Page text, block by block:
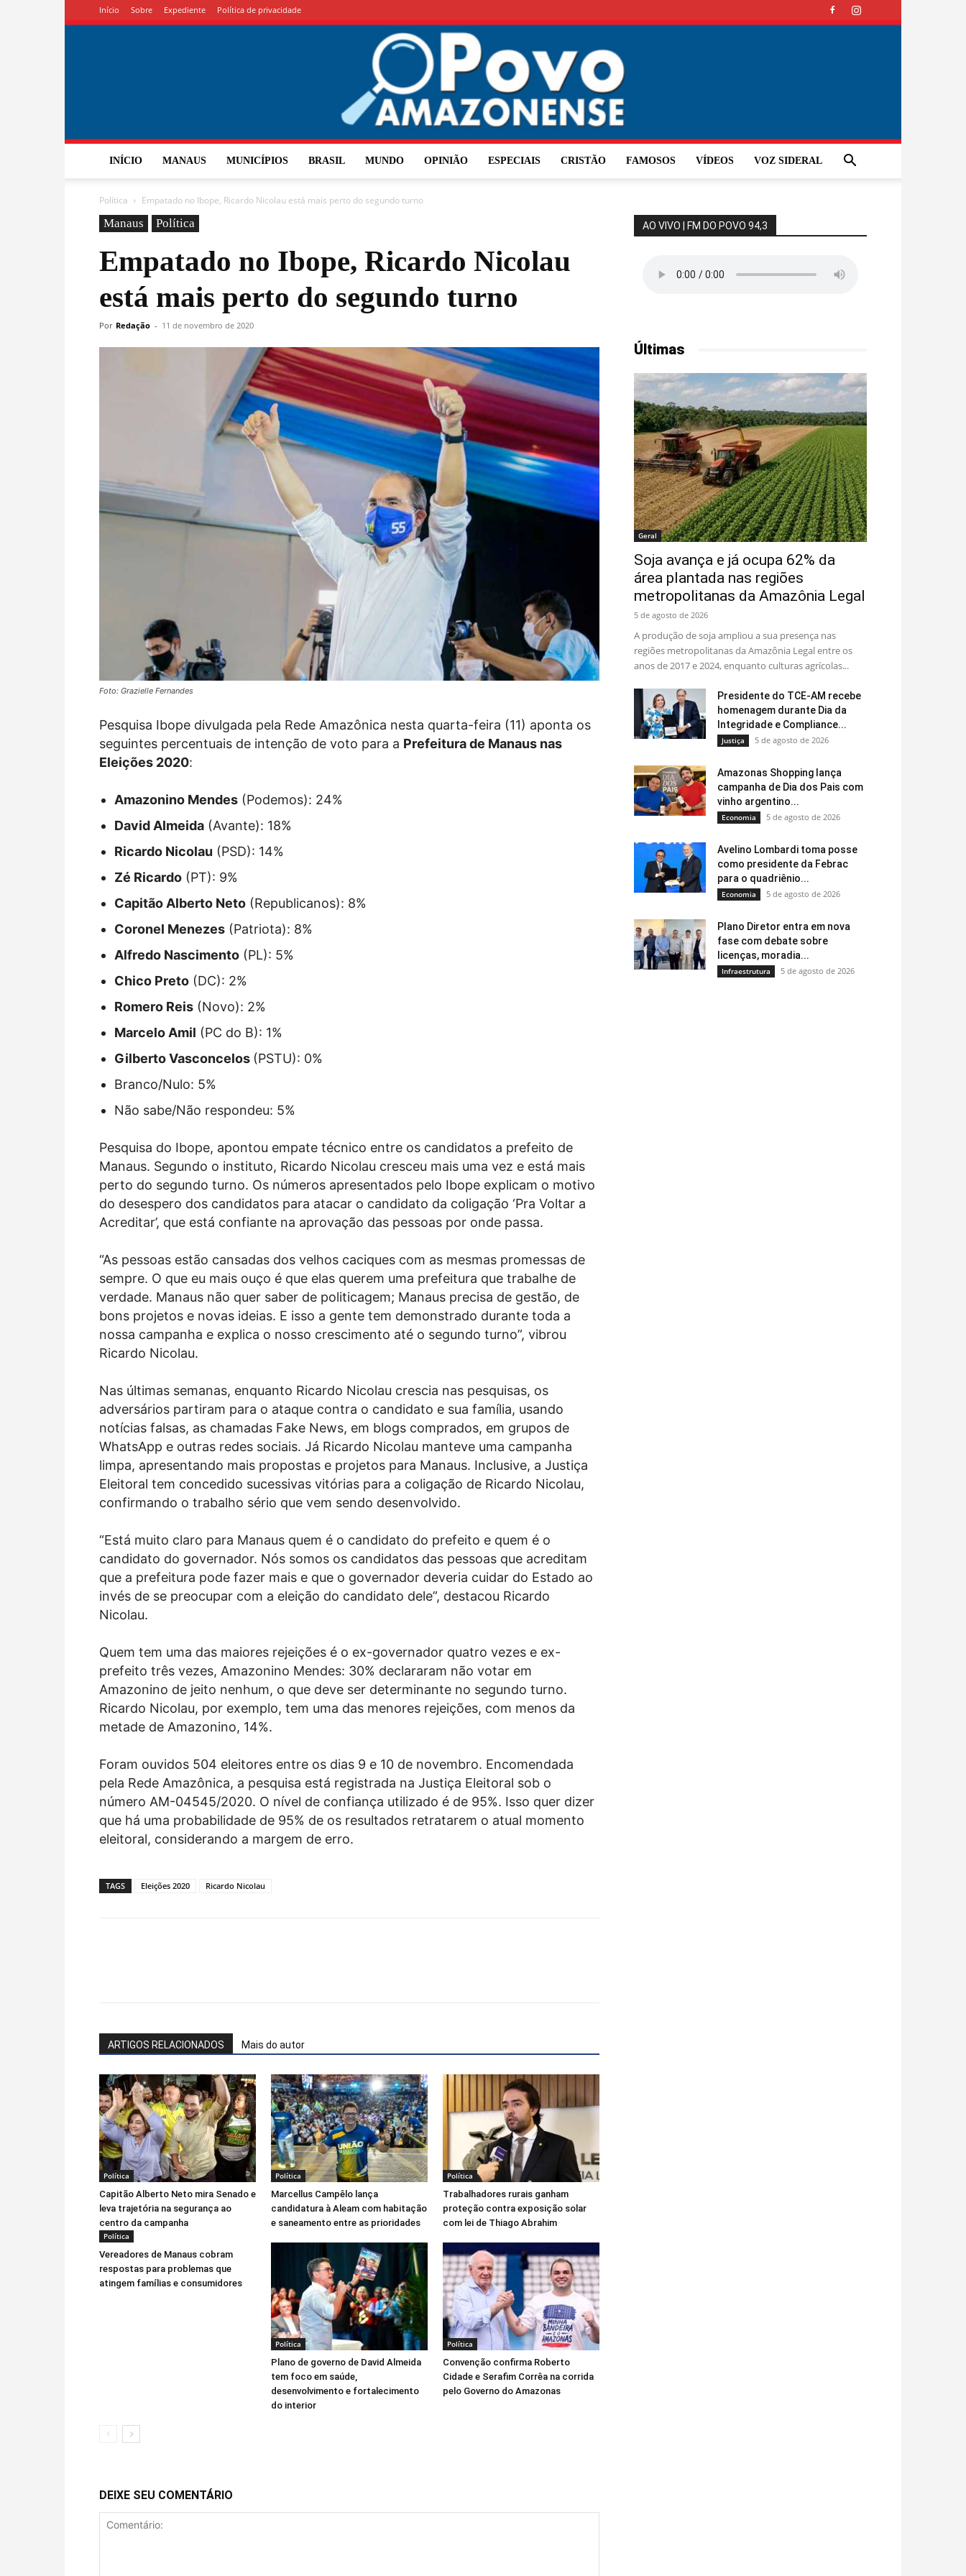
Início Sobre Expediente Política de privacidade
Amazonense
INÍCIO MANAUS MUNICÍPIOS BRASIL MUNDO OPINIÃO ESPECIAIS CRISTÃO FAMOSOS VÍDEOS VOZ SIDERAL
Política Empatado no Ibope, Ricardo Nicolau está mais perto do segundo turno
Manaus Política
Empatado no Ibope, Ricardo Nicolau
está mais perto do segundo turno
Por Redação - 11 de novembro de 2020
Foto: Grazielle Fernandes
Pesquisa Ibope divulgada pela Rede Amazônica nesta quarta-feira (11) aponta os
seguintes percentuais de intenção de voto para a Prefeitura de Manaus nas
Eleições 2020:
Amazonino Mendes (Podemos): 24%
David Almeida (Avante): 18%
Ricardo Nicolau (PSD): 14%
Zé Ricardo (PT): 9%
Capitão Alberto Neto (Republicanos): 8%
Coronel Menezes (Patriota): 8%
Alfredo Nascimento (PL): 5%
Chico Preto (DC): 2%
Romero Reis (Novo): 2%
Marcelo Amil (PC do B): 1%
Gilberto Vasconcelos (PSTU): 0%
Branco/Nulo: 5%
Não sabe/Não respondeu: 5%
Pesquisa do Ibope, apontou empate técnico entre os candidatos a prefeito de
Manaus. Segundo o instituto, Ricardo Nicolau cresceu mais uma vez e está mais
perto do segundo turno. Os números apresentados pelo Ibope explicam o motivo
do desespero dos candidatos para atacar o candidato da coligação ‘Pra Voltar a
Acreditar’, que está confiante na aprovação das pessoas por onde passa.
“As pessoas estão cansadas dos velhos caciques com as mesmas promessas de
sempre. O que eu mais ouço é que elas querem uma prefeitura que trabalhe de
verdade. Manaus não quer saber de politicagem; Manaus precisa de gestão, de
bons projetos e novas ideias. E isso a gente tem demonstrado durante toda a
nossa campanha e explica o nosso crescimento até o segundo turno”, vibrou
Ricardo Nicolau.
Nas últimas semanas, enquanto Ricardo Nicolau crescia nas pesquisas, os
adversários partiram para o ataque contra o candidato e sua família, usando
notícias falsas, as chamadas Fake News, em blogs comprados, em grupos de
WhatsApp e outras redes sociais. Já Ricardo Nicolau manteve uma campanha
limpa, apresentando mais propostas e projetos para Manaus. Inclusive, a Justiça
Eleitoral tem concedido sucessivas vitórias para a coligação de Ricardo Nicolau,
confirmando o trabalho sério que vem sendo desenvolvido.
“Está muito claro para Manaus quem é o candidato do prefeito e quem é o
candidato do governador. Nós somos os candidatos das pessoas que acreditam
que a prefeitura pode fazer mais e que o governador deveria cuidar do Estado ao
invés de se preocupar com a eleição do candidato dele”, destacou Ricardo
Nicolau.
Quem tem uma das maiores rejeições é o ex-governador quatro vezes e ex-
prefeito três vezes, Amazonino Mendes: 30% declararam não votar em
Amazonino de jeito nenhum, o que deve ser determinante no segundo turno.
Ricardo Nicolau, por exemplo, tem uma das menores rejeições, com menos da
metade de Amazonino, 14%.
Foram ouvidos 504 eleitores entre os dias 9 e 10 de novembro. Encomendada
pela Rede Amazônica, a pesquisa está registrada na Justiça Eleitoral sob o
número AM-04545/2020. O nível de confiança utilizado é de 95%. Isso quer dizer
que há uma probabilidade de 95% de os resultados retratarem o atual momento
eleitoral, considerando a margem de erro.
TAGS Eleições 2020 Ricardo Nicolau
ARTIGOS RELACIONADOS Mais do autor
Política
Capitão Alberto Neto mira Senado e
leva trajetória na segurança ao
centro da campanha
Política
Marcellus Campêlo lança
candidatura à Aleam com habitação
e saneamento entre as prioridades
Política
Trabalhadores rurais ganham
proteção contra exposição solar
com lei de Thiago Abrahim
Política
Vereadores de Manaus cobram
respostas para problemas que
atingem famílias e consumidores
Política
Plano de governo de David Almeida
tem foco em saúde,
desenvolvimento e fortalecimento
do interior
Política
Convenção confirma Roberto
Cidade e Serafim Corrêa na corrida
pelo Governo do Amazonas
DEIXE SEU COMENTÁRIO
AO VIVO | FM DO POVO 94,3
Últimas
Geral
Soja avança e já ocupa 62% da
área plantada nas regiões
metropolitanas da Amazônia Legal
5 de agosto de 2026
A produção de soja ampliou a sua presença nas
regiões metropolitanas da Amazônia Legal entre os
anos de 2017 e 2024, enquanto culturas agrícolas...
Presidente do TCE-AM recebe
homenagem durante Dia da
Integridade e Compliance...
Justiça 5 de agosto de 2026
Amazonas Shopping lança
campanha de Dia dos Pais com
vinho argentino...
Economia 5 de agosto de 2026
Avelino Lombardi toma posse
como presidente da Febrac
para o quadriênio...
Economia 5 de agosto de 2026
Plano Diretor entra em nova
fase com debate sobre
licenças, moradia...
Infraestrutura 5 de agosto de 2026